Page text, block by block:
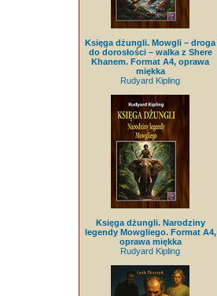
Księga dżungli. Mowgli – droga
do dorosłości – walka z Shere
Khanem. Format A4, oprawa
miękka
Rudyard Kipling
Księga dżungli. Narodziny
legendy Mowgliego. Format A4,
oprawa miękka
Rudyard Kipling